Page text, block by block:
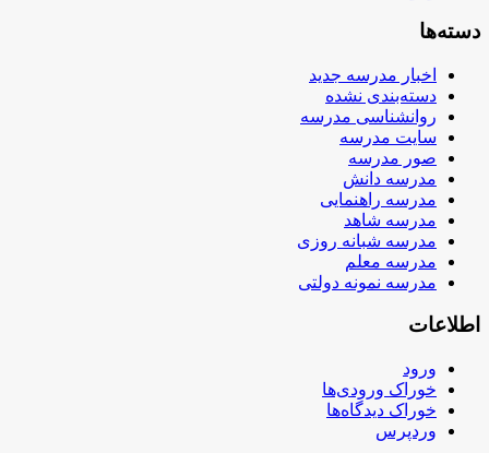
دسته‌ها
اخبار مدرسه جدید
دسته‌بندی نشده
روانشناسی مدرسه
سایت مدرسه
صور مدرسه
مدرسه دانش
مدرسه راهنمایی
مدرسه شاهد
مدرسه شبانه روزی
مدرسه معلم
مدرسه نمونه دولتی
اطلاعات
ورود
خوراک ورودی‌ها
خوراک دیدگاه‌ها
وردپرس